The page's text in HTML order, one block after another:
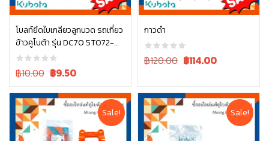
โบลท์ยึดใบเกลียวลูกนวด รถเกี่ยว
ข้าวคูโบต้า รุ่น DC70 5T072-
63162
Original
was:
฿10.00.
฿10.00 Current
is:
฿10.00.
฿9.50
หยิบใส่ตะกร้า
กาวดำ
Original
฿120.00.
฿120.00 Current
฿120.00.
฿114.00
หยิบใส่ตะกร้า
Sale! Sale!